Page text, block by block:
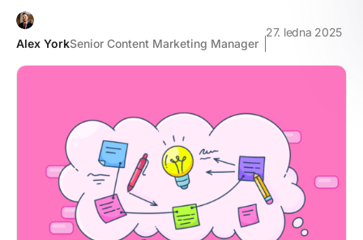
Alex YorkSenior Content Marketing Manager
27. ledna 2025